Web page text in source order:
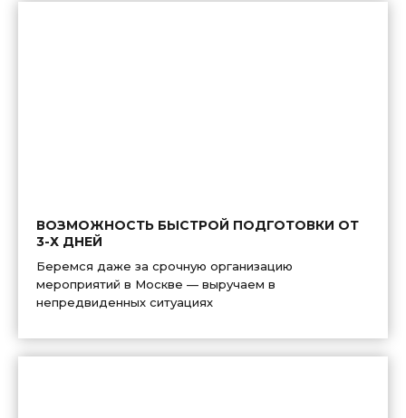
ВОЗМОЖНОСТЬ БЫСТРОЙ ПОДГОТОВКИ ОТ
3-Х ДНЕЙ
Беремся даже за срочную организацию
мероприятий в Москве — выручаем в
непредвиденных ситуациях